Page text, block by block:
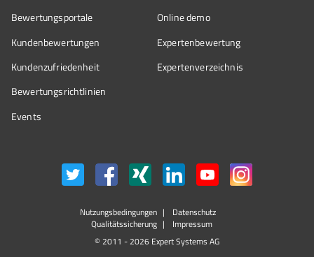
Bewertungsportale
Kundenbewertungen
Kundenzufriedenheit
Bewertungs­richtlinien
Events
Online demo
Expertenbewertung
Expertenverzeichnis
Nutzungsbedingungen
Datenschutz
Qualitätssicherung
Impressum
© 2011 - 2026 Expert Systems AG